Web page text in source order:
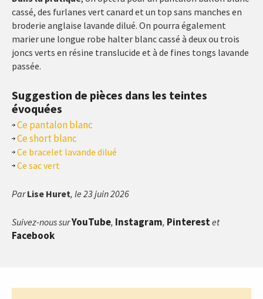
cassé, des furlanes vert canard et un top sans manches en
broderie anglaise lavande dilué. On pourra également
marier une longue robe halter blanc cassé à deux ou trois
joncs verts en résine translucide et à de fines tongs lavande
passée.
Suggestion de pièces dans les teintes
évoquées
Ce pantalon blanc
Ce short blanc
Ce bracelet lavande dilué
Ce sac vert
ParLise Huret, le 23 juin 2026
Suivez-nous surYouTube, Instagram, Pinterestet
Facebook